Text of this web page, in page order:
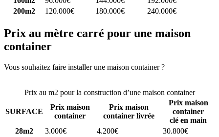
200m2
120.000€ 180.000€ 240.000€
Prix au mètre carré pour une maison
container
Vous souhaitez faire installer une maison container ?
Prix au m2 pour la construction d’une maison container
SURFACE
Prix maison
container
Prix maison
container livrée
Prix maison
container
clé en main
28m2
3.000€ 4.200€
30.800€